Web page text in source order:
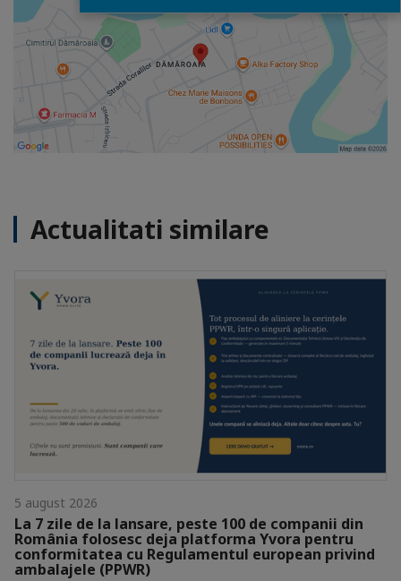
Actualitati similare
5 august 2026
La 7 zile de la lansare, peste 100 de companii din
România folosesc deja platforma Yvora pentru
conformitatea cu Regulamentul european privind
ambalajele (PPWR)